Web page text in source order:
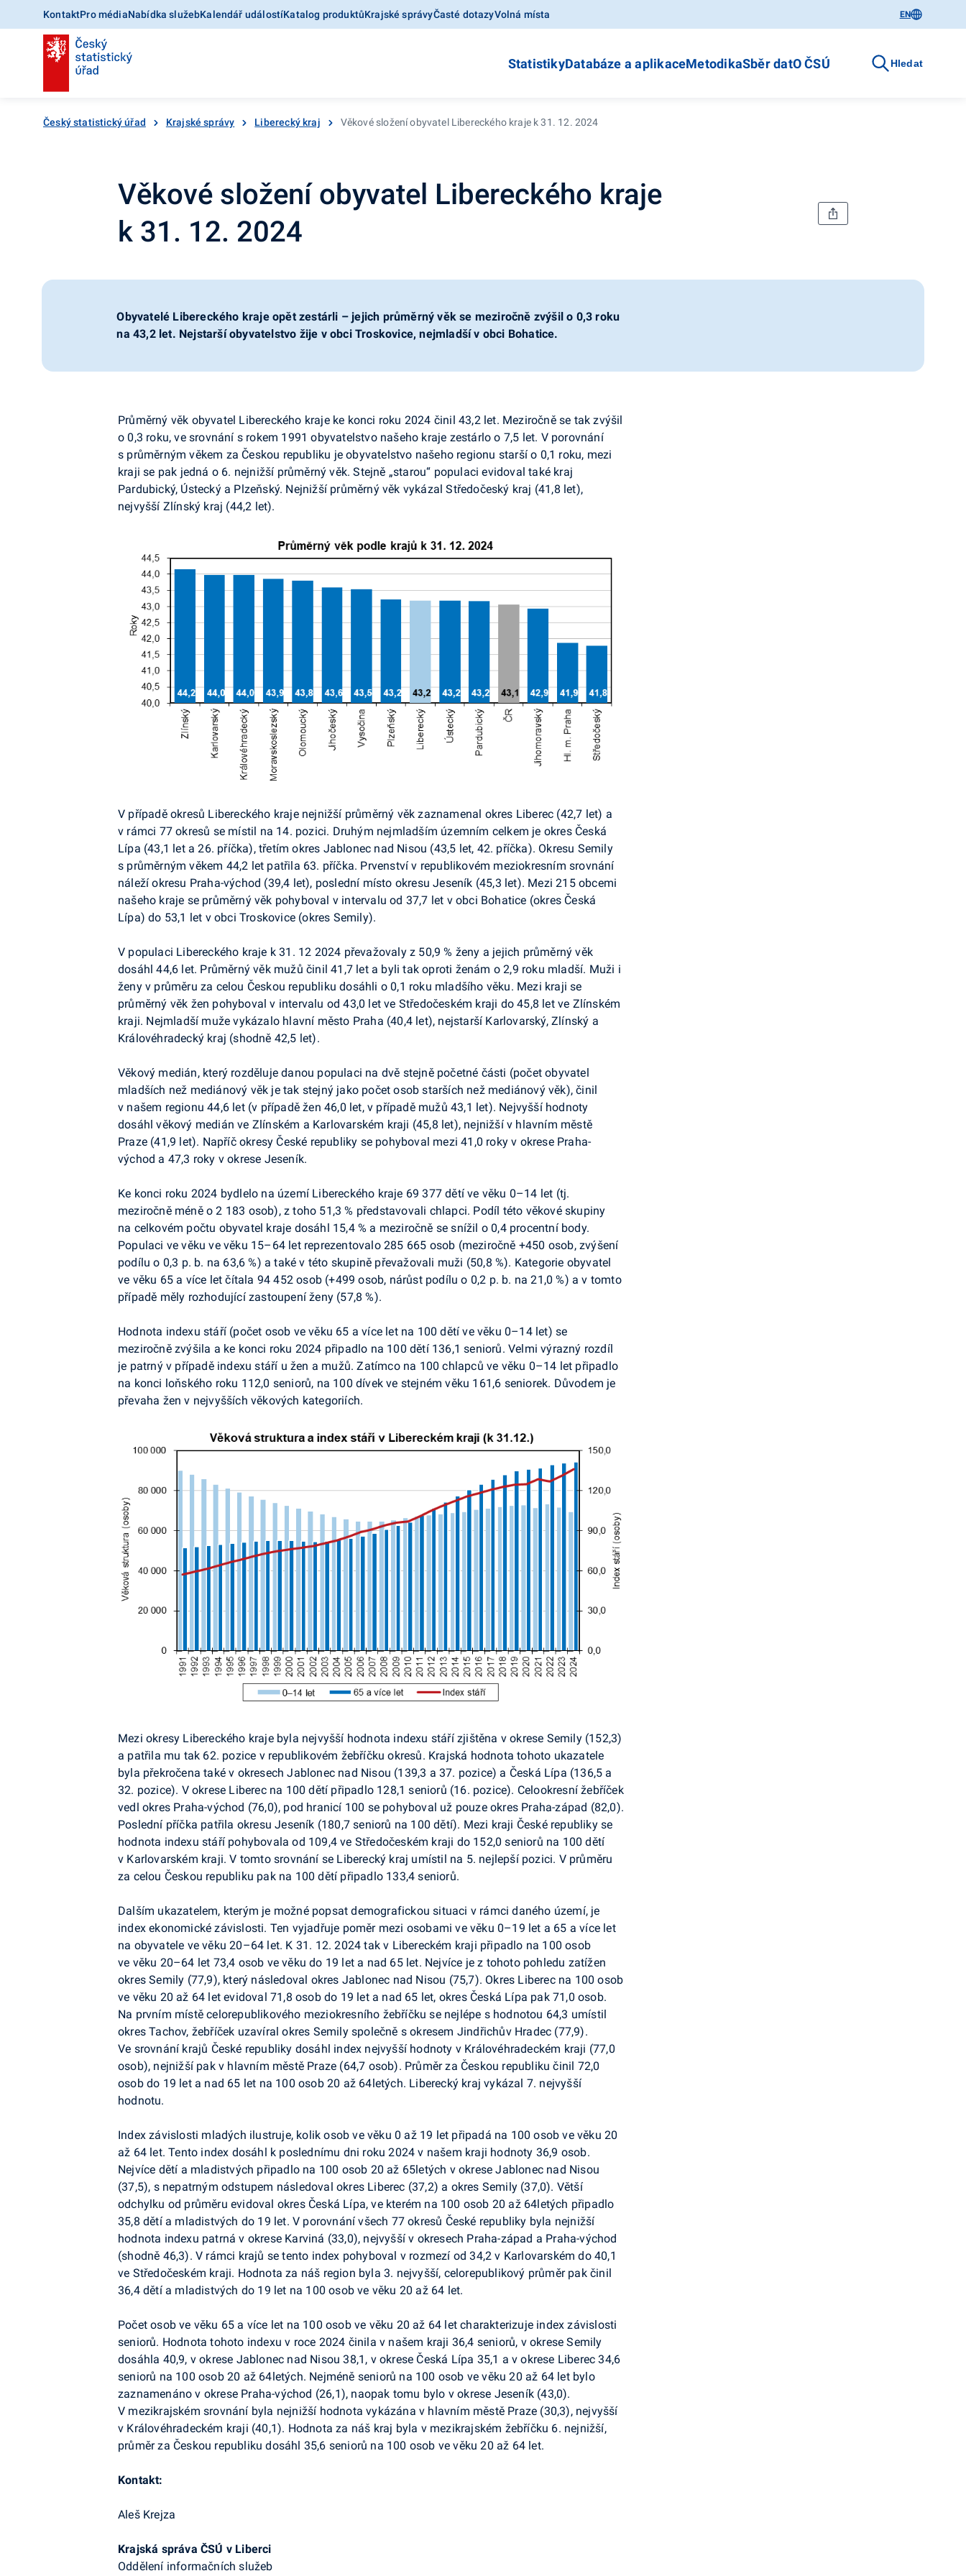
KontaktPro médiaNabídka služebKalendář událostíKatalog produktůKrajské správyČasté dotazyVolná místa EN
StatistikyDatabáze a aplikaceMetodikaSběr datO ČSÚ Hledat
Český statistický úřad Krajské správy Liberecký kraj Věkové složení obyvatel Libereckého kraje k 31. 12. 2024
Věkové složení obyvatel Libereckého kraje
k 31. 12. 2024
Obyvatelé Libereckého kraje opět zestárli – jejich průměrný věk se meziročně zvýšil o 0,3 roku
na 43,2 let. Nejstarší obyvatelstvo žije v obci Troskovice, nejmladší v obci Bohatice.
Průměrný věk obyvatel Libereckého kraje ke konci roku 2024 činil 43,2 let. Meziročně se tak zvýšil
o 0,3 roku, ve srovnání s rokem 1991 obyvatelstvo našeho kraje zestárlo o 7,5 let. V porovnání
s průměrným věkem za Českou republiku je obyvatelstvo našeho regionu starší o 0,1 roku, mezi
kraji se pak jedná o 6. nejnižší průměrný věk. Stejně „starou“ populaci evidoval také kraj
Pardubický, Ústecký a Plzeňský. Nejnižší průměrný věk vykázal Středočeský kraj (41,8 let),
nejvyšší Zlínský kraj (44,2 let).
V případě okresů Libereckého kraje nejnižší průměrný věk zaznamenal okres Liberec (42,7 let) a
v rámci 77 okresů se místil na 14. pozici. Druhým nejmladším územním celkem je okres Česká
Lípa (43,1 let a 26. příčka), třetím okres Jablonec nad Nisou (43,5 let, 42. příčka). Okresu Semily
s průměrným věkem 44,2 let patřila 63. příčka. Prvenství v republikovém meziokresním srovnání
náleží okresu Praha-východ (39,4 let), poslední místo okresu Jeseník (45,3 let). Mezi 215 obcemi
našeho kraje se průměrný věk pohyboval v intervalu od 37,7 let v obci Bohatice (okres Česká
Lípa) do 53,1 let v obci Troskovice (okres Semily).
V populaci Libereckého kraje k 31. 12 2024 převažovaly z 50,9 % ženy a jejich průměrný věk
dosáhl 44,6 let. Průměrný věk mužů činil 41,7 let a byli tak oproti ženám o 2,9 roku mladší. Muži i
ženy v průměru za celou Českou republiku dosáhli o 0,1 roku mladšího věku. Mezi kraji se
průměrný věk žen pohyboval v intervalu od 43,0 let ve Středočeském kraji do 45,8 let ve Zlínském
kraji. Nejmladší muže vykázalo hlavní město Praha (40,4 let), nejstarší Karlovarský, Zlínský a
Královéhradecký kraj (shodně 42,5 let).
Věkový medián, který rozděluje danou populaci na dvě stejně početné části (počet obyvatel
mladších než mediánový věk je tak stejný jako počet osob starších než mediánový věk), činil
v našem regionu 44,6 let (v případě žen 46,0 let, v případě mužů 43,1 let). Nejvyšší hodnoty
dosáhl věkový medián ve Zlínském a Karlovarském kraji (45,8 let), nejnižší v hlavním městě
Praze (41,9 let). Napříč okresy České republiky se pohyboval mezi 41,0 roky v okrese Praha-
východ a 47,3 roky v okrese Jeseník.
Ke konci roku 2024 bydlelo na území Libereckého kraje 69 377 dětí ve věku 0–14 let (tj.
meziročně méně o 2 183 osob), z toho 51,3 % představovali chlapci. Podíl této věkové skupiny
na celkovém počtu obyvatel kraje dosáhl 15,4 % a meziročně se snížil o 0,4 procentní body.
Populaci ve věku ve věku 15–64 let reprezentovalo 285 665 osob (meziročně +450 osob, zvýšení
podílu o 0,3 p. b. na 63,6 %) a také v této skupině převažovali muži (50,8 %). Kategorie obyvatel
ve věku 65 a více let čítala 94 452 osob (+499 osob, nárůst podílu o 0,2 p. b. na 21,0 %) a v tomto
případě měly rozhodující zastoupení ženy (57,8 %).
Hodnota indexu stáří (počet osob ve věku 65 a více let na 100 dětí ve věku 0–14 let) se
meziročně zvýšila a ke konci roku 2024 připadlo na 100 dětí 136,1 seniorů. Velmi výrazný rozdíl
je patrný v případě indexu stáří u žen a mužů. Zatímco na 100 chlapců ve věku 0–14 let připadlo
na konci loňského roku 112,0 seniorů, na 100 dívek ve stejném věku 161,6 seniorek. Důvodem je
převaha žen v nejvyšších věkových kategoriích.
Mezi okresy Libereckého kraje byla nejvyšší hodnota indexu stáří zjištěna v okrese Semily (152,3)
a patřila mu tak 62. pozice v republikovém žebříčku okresů. Krajská hodnota tohoto ukazatele
byla překročena také v okresech Jablonec nad Nisou (139,3 a 37. pozice) a Česká Lípa (136,5 a
32. pozice). V okrese Liberec na 100 dětí připadlo 128,1 seniorů (16. pozice). Celookresní žebříček
vedl okres Praha-východ (76,0), pod hranicí 100 se pohyboval už pouze okres Praha-západ (82,0).
Poslední příčka patřila okresu Jeseník (180,7 seniorů na 100 dětí). Mezi kraji České republiky se
hodnota indexu stáří pohybovala od 109,4 ve Středočeském kraji do 152,0 seniorů na 100 dětí
v Karlovarském kraji. V tomto srovnání se Liberecký kraj umístil na 5. nejlepší pozici. V průměru
za celou Českou republiku pak na 100 dětí připadlo 133,4 seniorů.
Dalším ukazatelem, kterým je možné popsat demografickou situaci v rámci daného území, je
index ekonomické závislosti. Ten vyjadřuje poměr mezi osobami ve věku 0–19 let a 65 a více let
na obyvatele ve věku 20–64 let. K 31. 12. 2024 tak v Libereckém kraji připadlo na 100 osob
ve věku 20–64 let 73,4 osob ve věku do 19 let a nad 65 let. Nejvíce je z tohoto pohledu zatížen
okres Semily (77,9), který následoval okres Jablonec nad Nisou (75,7). Okres Liberec na 100 osob
ve věku 20 až 64 let evidoval 71,8 osob do 19 let a nad 65 let, okres Česká Lípa pak 71,0 osob.
Na prvním místě celorepublikového meziokresního žebříčku se nejlépe s hodnotou 64,3 umístil
okres Tachov, žebříček uzavíral okres Semily společně s okresem Jindřichův Hradec (77,9).
Ve srovnání krajů České republiky dosáhl index nejvyšší hodnoty v Královéhradeckém kraji (77,0
osob), nejnižší pak v hlavním městě Praze (64,7 osob). Průměr za Českou republiku činil 72,0
osob do 19 let a nad 65 let na 100 osob 20 až 64letých. Liberecký kraj vykázal 7. nejvyšší
hodnotu.
Index závislosti mladých ilustruje, kolik osob ve věku 0 až 19 let připadá na 100 osob ve věku 20
až 64 let. Tento index dosáhl k poslednímu dni roku 2024 v našem kraji hodnoty 36,9 osob.
Nejvíce dětí a mladistvých připadlo na 100 osob 20 až 65letých v okrese Jablonec nad Nisou
(37,5), s nepatrným odstupem následoval okres Liberec (37,2) a okres Semily (37,0). Větší
odchylku od průměru evidoval okres Česká Lípa, ve kterém na 100 osob 20 až 64letých připadlo
35,8 dětí a mladistvých do 19 let. V porovnání všech 77 okresů České republiky byla nejnižší
hodnota indexu patrná v okrese Karviná (33,0), nejvyšší v okresech Praha-západ a Praha-východ
(shodně 46,3). V rámci krajů se tento index pohyboval v rozmezí od 34,2 v Karlovarském do 40,1
ve Středočeském kraji. Hodnota za náš region byla 3. nejvyšší, celorepublikový průměr pak činil
36,4 dětí a mladistvých do 19 let na 100 osob ve věku 20 až 64 let.
Počet osob ve věku 65 a více let na 100 osob ve věku 20 až 64 let charakterizuje index závislosti
seniorů. Hodnota tohoto indexu v roce 2024 činila v našem kraji 36,4 seniorů, v okrese Semily
dosáhla 40,9, v okrese Jablonec nad Nisou 38,1, v okrese Česká Lípa 35,1 a v okrese Liberec 34,6
seniorů na 100 osob 20 až 64letých. Nejméně seniorů na 100 osob ve věku 20 až 64 let bylo
zaznamenáno v okrese Praha-východ (26,1), naopak tomu bylo v okrese Jeseník (43,0).
V mezikrajském srovnání byla nejnižší hodnota vykázána v hlavním městě Praze (30,3), nejvyšší
v Královéhradeckém kraji (40,1). Hodnota za náš kraj byla v mezikrajském žebříčku 6. nejnižší,
průměr za Českou republiku dosáhl 35,6 seniorů na 100 osob ve věku 20 až 64 let.
Kontakt:
Aleš Krejza
Krajská správa ČSÚ v Liberci
Oddělení informačních služeb